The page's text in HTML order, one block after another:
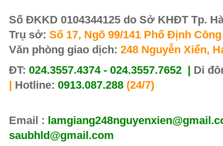
Số ĐKKD 0104344125 do Sở KHĐT Tp.
Trụ sở: Số 17, Ngõ 99/141 Phố Định
Văn phòng giao dịch: 248 Nguyễn Xiển,
ĐT: 024.3557.4374 - 024.3557.7652 | Di
| Hotline: 0913.087.288 (24/7)
Email :
saubhld@gmail.com